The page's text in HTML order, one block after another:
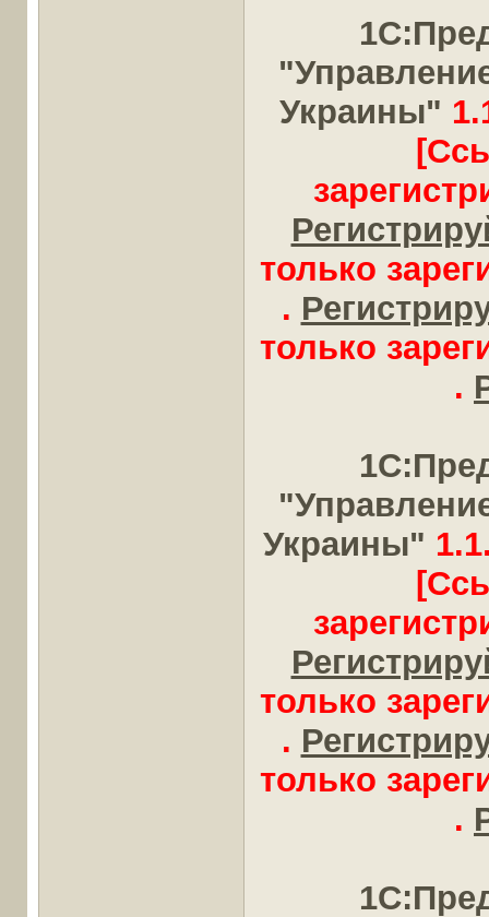
Украины"
только
.
только
.
Украины"
только
.
только
.